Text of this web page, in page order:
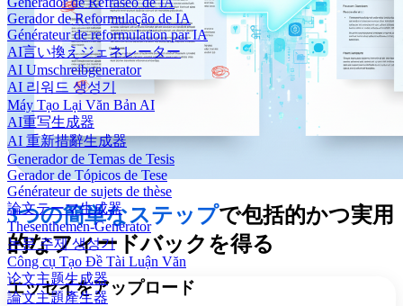
Gerador de Reformulação de IA
Générateur de reformulation par IA
AI言い換えジェネレーター
AI Umschreibgenerator
AI 리워드 생성기
Máy Tạo Lại Văn Bản AI
AI重写生成器
AI 重新措辭生成器
Generador de Temas de Tesis
Gerador de Tópicos de Tese
Générateur de sujets de thèse
論文テーマ生成器
Thesenthemen-Generator
논문 주제 생성기
Công cụ Tạo Đề Tài Luận Văn
论文主题生成器
論文主題產生器
3つの簡単なステップで包括的かつ実用
的なフィードバックを得る
エッセイをアップロード